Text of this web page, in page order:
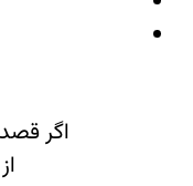
اگر